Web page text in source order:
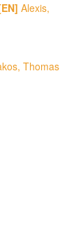
Alexis,
Thomas